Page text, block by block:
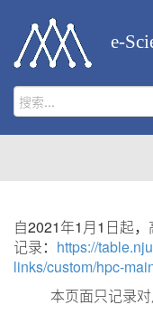
e-
自2021年1月1日起
记录： https://
links/custom/hpc-
本页面只记录